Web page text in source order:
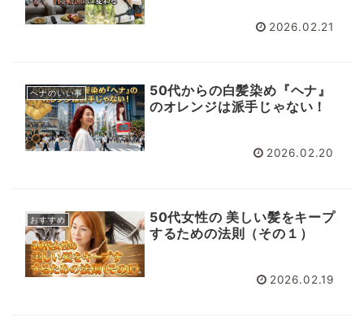
2026.02.21
ヘナのいい事
50代からの白髪染め『ヘナ』
のオレンジは派手じゃない！
2026.02.20
おすすめ
50代女性の 美しい髪をキープ
するための法則（その１）
2026.02.19